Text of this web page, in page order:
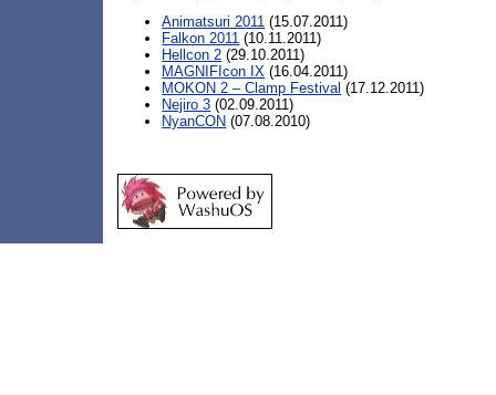
Animatsuri 2011 (15.07.2011)
Falkon 2011 (10.11.2011)
Hellcon 2 (29.10.2011)
MAGNIFIcon IX (16.04.2011)
MOKON 2 – Clamp Festival (17.12.2011)
Nejiro 3 (02.09.2011)
NyanCON (07.08.2010)